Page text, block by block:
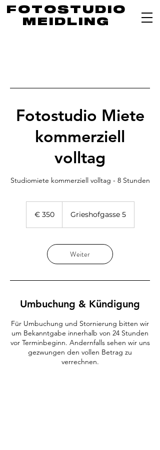
FOTOSTUDIO
MEIDLING
Fotostudio Miete
kommerziell
volltag
Studiomiete kommerziell volltag - 8 Stunden
€ 350 Grieshofgasse 5
Weiter
Umbuchung & Kündigung
Für Umbuchung und Stornierung bitten wir
um Bekanntgabe innerhalb von 24 Stunden
vor Terminbeginn. Andernfalls sehen wir uns
gezwungen den vollen Betrag zu
verrechnen.